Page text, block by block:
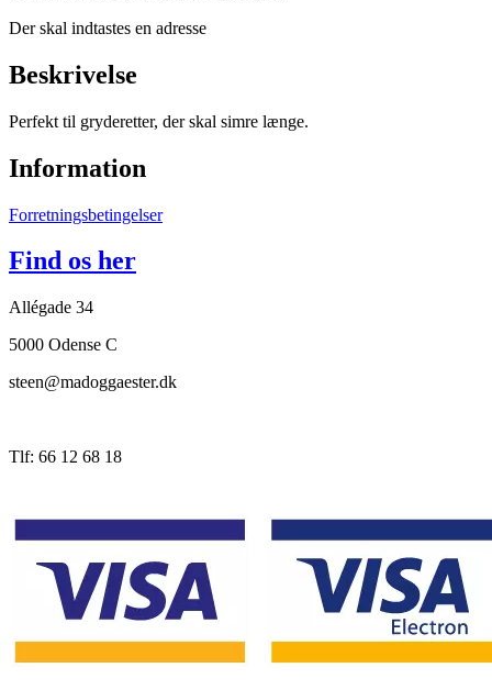
Der skal indtastes en adresse
Beskrivelse
Perfekt til gryderetter, der skal simre længe.
Information
Forretningsbetingelser
Find os her
Allégade 34
5000 Odense C
steen@madoggaester.dk
Tlf: 66 12 68 18